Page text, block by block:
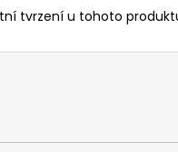
tvrzení u tohoto